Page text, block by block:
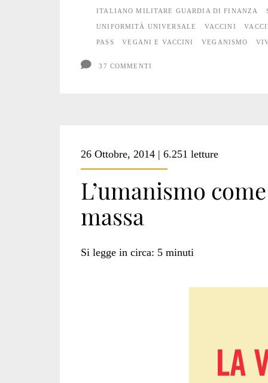
di
mezzo
il
ITALIANO MILITARE GUARDIA DI FINANZA
UNIFORMITÀ UNIVERSALE VACCINI
PASS VEGANI E VACCINI VEGANISMO
37 COMMENTI
26 Ottobre, 2014 | 6.251 letture
L’umanismo
massa
Si legge in circa: 5 minuti